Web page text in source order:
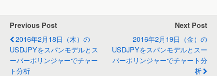
Previous Post
2016年2月18日（木）の
USDJPYをスパンモデルとス
ーパーボリンジャーでチャー
ト分析
Next Post
2016年2月19日（金）の
USDJPYをスパンモデルとスー
パーボリンジャーでチャート分
析